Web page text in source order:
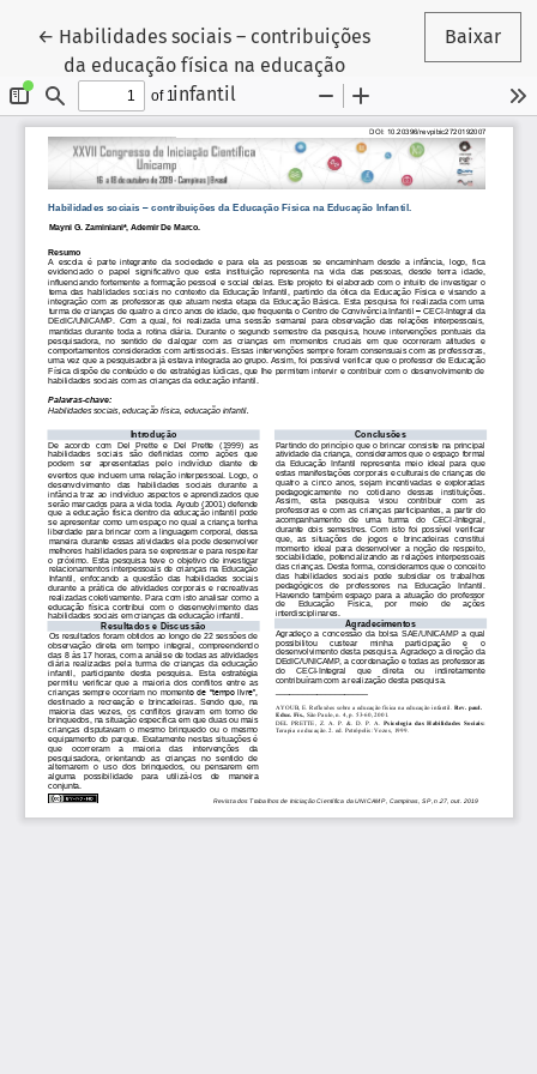
← Voltar aos Detalhes do Artigo
Habilidades sociais – contribuições
da educação física na educação
infantil
Baixar